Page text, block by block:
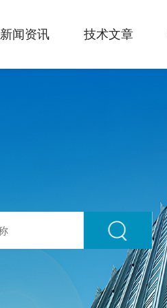
新闻资讯 技术文章